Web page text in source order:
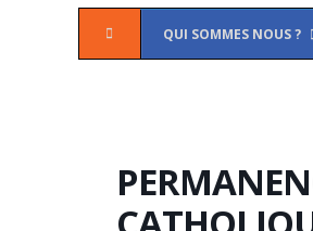
principal
QUI SOMMES NOUS ?